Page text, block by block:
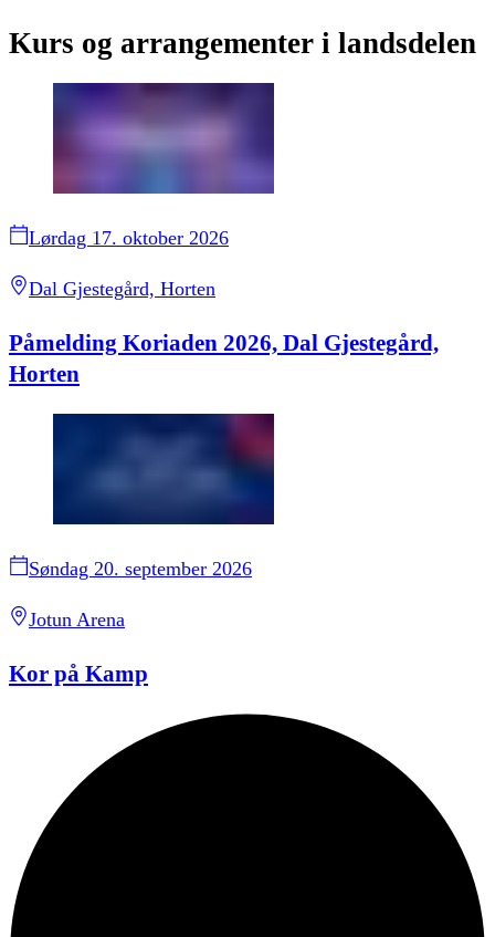
Kurs og arrangementer i landsdelen
Lørdag 17. oktober 2026
Dal Gjestegård, Horten
Påmelding Koriaden 2026, Dal Gjestegård,
Horten
Søndag 20. september 2026
Jotun Arena
Kor på Kamp